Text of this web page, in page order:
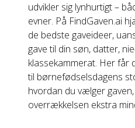
udvikler sig lynhurtigt –
evner. På FindGaven.ai
de bedste gaveideer,
gave til din søn, datter,
klassekammerat. Her får
til børnefødselsdagens
hvordan du vælger
overrækkelsen ekstra